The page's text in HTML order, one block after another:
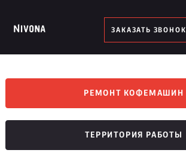
ЗАКАЗАТЬ ЗВОНОК
РЕМОНТ КОФЕМАШИН
ТЕРРИТОРИЯ РАБОТЫ